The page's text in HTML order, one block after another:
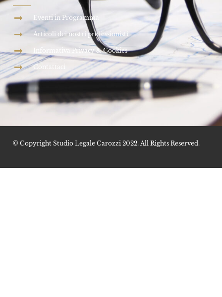
Eventi in Programma
Articoli dei nostri professionisti
Informativa Privacy & Cookies
Contattaci
© Copyright Studio Legale Carozzi 2022. All Rights Reserved.